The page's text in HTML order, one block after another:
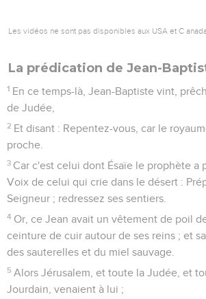
Les vidéos ne sont pas disponibles aux USA et C
La prédication de Jean-
1 En ce temps-là, Jean-Baptiste vint,
de Judée,
2 Et disant : Repentez-vous, car le
proche.
3 Car c'est celui dont Ésaïe le prophète a
Voix de celui qui crie dans le désert :
Seigneur ; redressez ses sentiers.
4 Or, ce Jean avait un vêtement de poil
ceinture de cuir autour de ses reins ; et
des sauterelles et du miel sauvage.
5 Alors Jérusalem, et toute la Judée, et
Jourdain, venaient à lui ;